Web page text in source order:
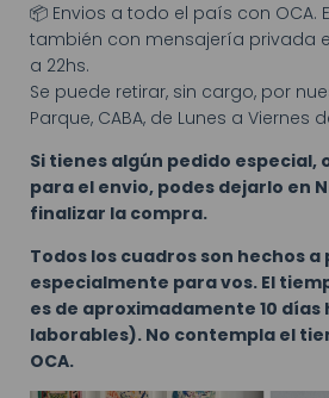
📦 Envios a todo el país con OCA.
también con mensajería privada
a 22hs.
Se puede retirar, sin cargo, por
Parque, CABA, de Lunes a Viernes
Si tienes algún pedido especial,
para el envio, podes dejarlo en
finalizar la compra.
Todos los cuadros son hechos a
especialmente para vos. El
es de aproximadamente 10 días
laborables). No contempla el
OCA.